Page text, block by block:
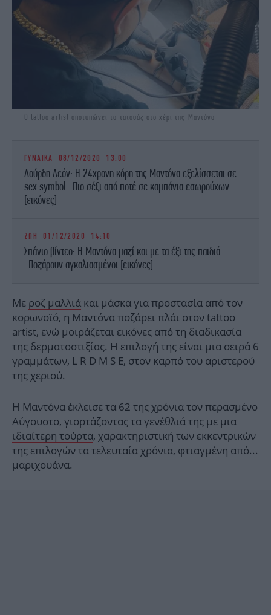
O tattoo artist αποτυπώνει το τατουάζ στο χέρι της Μαντόνα
ΓΥΝΑΙΚΑ 08/12/2020 13:00
Λούρδη Λεόν: Η 24χρονη κόρη της Μαντόνα εξελίσσεται σε
sex symbol -Πιο σέξι από ποτέ σε καμπάνια εσωρούχων
[εικόνες]
ΖΩΗ 01/12/2020 14:10
Σπάνιο βίντεο: Η Μαντόνα μαζί και με τα έξι της παιδιά
-Ποζάρουν αγκαλιασμένοι [εικόνες]
Με ροζ μαλλιά και μάσκα για προστασία από τον
κορωνοϊό, η Μαντόνα ποζάρει πλάι στον tattoo
artist, ενώ μοιράζεται εικόνες από τη διαδικασία
της δερματοστιξίας. Η επιλογή της είναι μια σειρά 6
γραμμάτων, L R D M S E, στον καρπό του αριστερού
της χεριού.
Η Μαντόνα έκλεισε τα 62 της χρόνια τον περασμένο
Αύγουστο, γιορτάζοντας τα γενέθλιά της με μια
ιδιαίτερη τούρτα, χαρακτηριστική των εκκεντρικών
της επιλογών τα τελευταία χρόνια, φτιαγμένη από...
μαριχουάνα.